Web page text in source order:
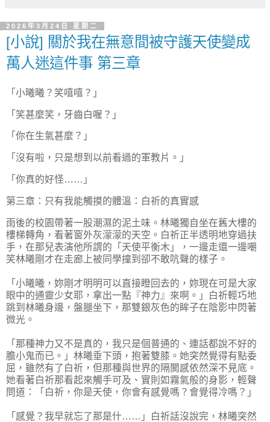
2026年3月24日 星期二
[小說] 關於我在無意間被守護天使變成
萬人迷這件事 第三章
「小曦曦？笑嘻嘻？」
「笑甚麼笑，牙齒白喔？」
「你在生氣甚麼？」
「沒有啦，只是想到以前看過的軍教片。」
「你真的好怪……」
第三章：只有我能觸摸的體溫：白祈的真實感
雨後的校園帶著一股潮濕的泥土味。林曦獨自坐在舊大樓的
樓梯轉角，看著窗外灰濛濛的天空。白祈正半透明地穿過扶
手，在那兒表演他所謂的「天使平衡木」，一邊走還一邊嘲
笑林曦剛才在走廊上被同學撞到卻不敢吭聲的樣子。
「小曦曦，妳剛才明明可以直接瞪回去的，妳現在可是大家
眼中的通靈少女耶，拿出一點『神力』來啊。」白祈輕巧地
跳到林曦身邊，盤腿坐下，那雙銀灰色的眸子在陰影中閃著
微光。
「那種神力又不是真的，我只是個普通的、連話都說不好的
膽小鬼而已。」林曦垂下頭，抱著雙膝。她突然覺得有點委
屈，雖然有了白祈，但那種與世界的隔閡感依然深不見底。
她看著白祈那看起來觸手可及、實則如霧氣般的身影，輕聲
問道：「白祈，你是天使，你會有感覺嗎？會覺得冷嗎？」
「感覺？我早就忘了那是什……」白祈話沒說完，林曦突然